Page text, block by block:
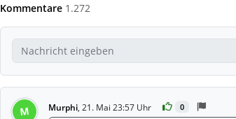
Kommentare 1.272
M Murphi, 21. Mai 23:57 Uhr 0